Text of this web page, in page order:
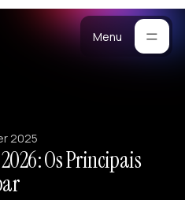
Menu
Os Principais
2025